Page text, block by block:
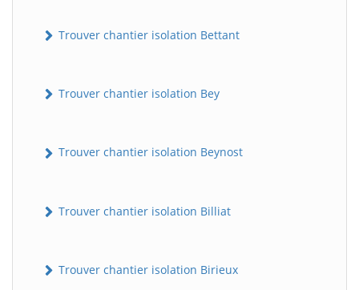
Trouver chantier isolation Bettant
Trouver chantier isolation Bey
Trouver chantier isolation Beynost
Trouver chantier isolation Billiat
Trouver chantier isolation Birieux